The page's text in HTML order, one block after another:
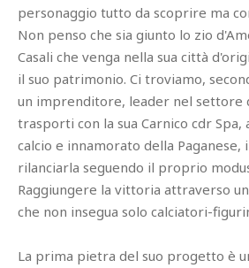
personaggio tutto da scoprire ma
Non penso che sia giunto lo zio
Casali che venga nella sua città
il suo patrimonio. Ci troviamo,
un imprenditore, leader nel settore
trasporti con la sua Carnico cdr Spa,
calcio e innamorato della Paganese,
rilanciarla seguendo il proprio
Raggiungere la vittoria attraverso
che non insegua solo calciatori-
La prima pietra del suo progetto è